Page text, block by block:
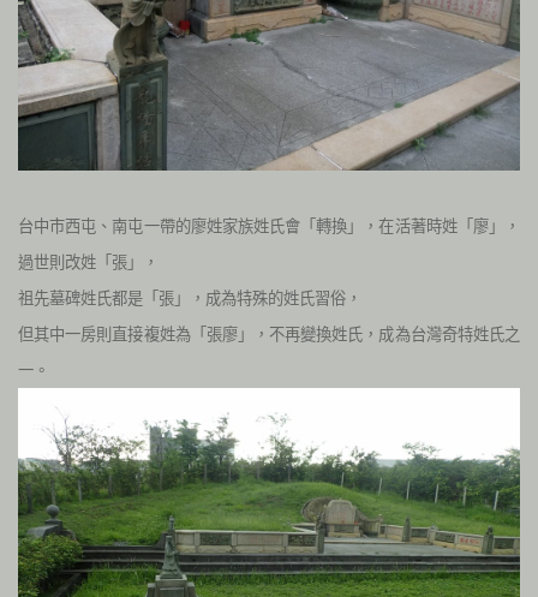
台中市西屯、南屯一帶的廖姓家族姓氏會「轉換」，在活著時姓「廖」，
過世則改姓「張」，
祖先墓碑姓氏都是「張」，成為特殊的姓氏習俗，
但其中一房則直接複姓為「張廖」，不再變換姓氏，成為台灣奇特姓氏之
一。